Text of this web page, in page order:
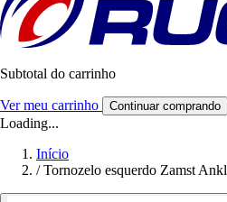
Subtotal do carrinho
Ver meu carrinho Continuar comprando
Loading...
Início
/ Tornozelo esquerdo Zamst